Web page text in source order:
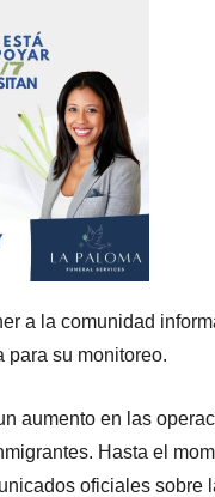
a la comunidad
para su monitoreo.
aumento en las
Hasta el
oficiales sobre